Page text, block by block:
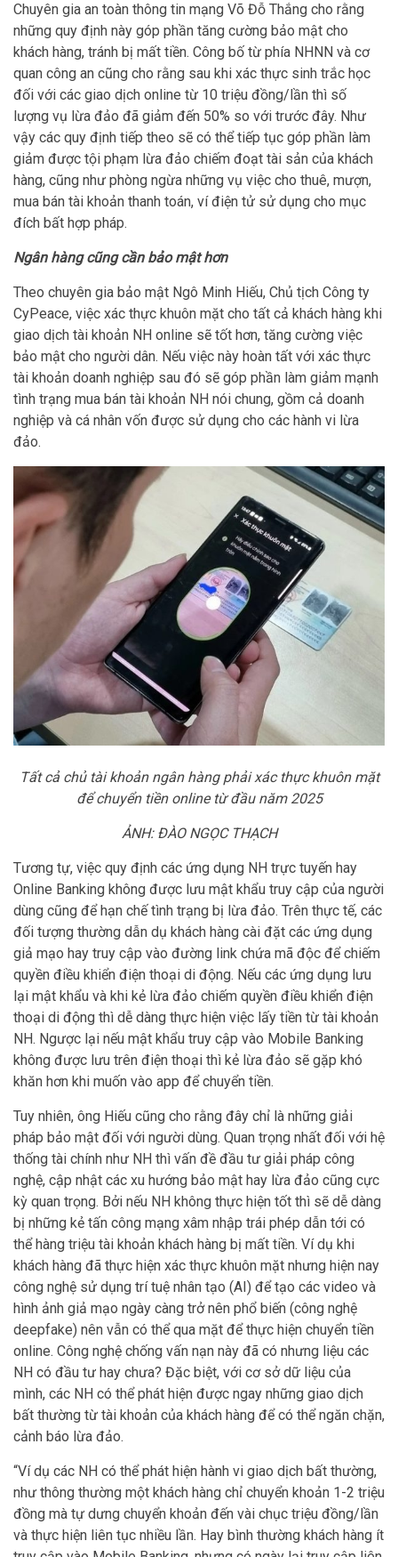
Chuyên gia an toàn thông tin mạng Võ Đỗ Thắng cho rằng
những quy định này góp phần tăng cường bảo mật cho
khách hàng, tránh bị mất tiền. Công bố từ phía NHNN và cơ
quan công an cũng cho rằng sau khi xác thực sinh trắc học
đối với các giao dịch online từ 10 triệu đồng/lần thì số
lượng vụ lừa đảo đã giảm đến 50% so với trước đây. Như
vậy các quy định tiếp theo sẽ có thể tiếp tục góp phần làm
giảm được tội phạm lừa đảo chiếm đoạt tài sản của khách
hàng, cũng như phòng ngừa những vụ việc cho thuê, mượn,
mua bán tài khoản thanh toán, ví điện tử sử dụng cho mục
đích bất hợp pháp.
Ngân hàng cũng cần bảo mật hơn
Theo chuyên gia bảo mật Ngô Minh Hiếu, Chủ tịch Công ty
CyPeace, việc xác thực khuôn mặt cho tất cả khách hàng khi
giao dịch tài khoản NH online sẽ tốt hơn, tăng cường việc
bảo mật cho người dân. Nếu việc này hoàn tất với xác thực
tài khoản doanh nghiệp sau đó sẽ góp phần làm giảm mạnh
tình trạng mua bán tài khoản NH nói chung, gồm cả doanh
nghiệp và cá nhân vốn được sử dụng cho các hành vi lừa
đảo.
Tất cả chủ tài khoản ngân hàng phải xác thực khuôn mặt
để chuyển tiền online từ đầu năm 2025
ẢNH: ĐÀO NGỌC THẠCH
Tương tự, việc quy định các ứng dụng NH trực tuyến hay
Online Banking không được lưu mật khẩu truy cập của người
dùng cũng để hạn chế tình trạng bị lừa đảo. Trên thực tế, các
đối tượng thường dẫn dụ khách hàng cài đặt các ứng dụng
giả mạo hay truy cập vào đường link chứa mã độc để chiếm
quyền điều khiển điện thoại di động. Nếu các ứng dụng lưu
lại mật khẩu và khi kẻ lừa đảo chiếm quyền điều khiển điện
thoại di động thì dễ dàng thực hiện việc lấy tiền từ tài khoản
NH. Ngược lại nếu mật khẩu truy cập vào Mobile Banking
không được lưu trên điện thoại thì kẻ lừa đảo sẽ gặp khó
khăn hơn khi muốn vào app để chuyển tiền.
Tuy nhiên, ông Hiếu cũng cho rằng đây chỉ là những giải
pháp bảo mật đối với người dùng. Quan trọng nhất đối với hệ
thống tài chính như NH thì vấn đề đầu tư giải pháp công
nghệ, cập nhật các xu hướng bảo mật hay lừa đảo cũng cực
kỳ quan trọng. Bởi nếu NH không thực hiện tốt thì sẽ dễ dàng
bị những kẻ tấn công mạng xâm nhập trái phép dẫn tới có
thể hàng triệu tài khoản khách hàng bị mất tiền. Ví dụ khi
khách hàng đã thực hiện xác thực khuôn mặt nhưng hiện nay
công nghệ sử dụng trí tuệ nhân tạo (AI) để tạo các video và
hình ảnh giả mạo ngày càng trở nên phổ biến (công nghệ
deepfake) nên vẫn có thể qua mặt để thực hiện chuyển tiền
online. Công nghệ chống vấn nạn này đã có nhưng liệu các
NH có đầu tư hay chưa? Đặc biệt, với cơ sở dữ liệu của
mình, các NH có thể phát hiện được ngay những giao dịch
bất thường từ tài khoản của khách hàng để có thể ngăn chặn,
cảnh báo lừa đảo.
“Ví dụ các NH có thể phát hiện hành vi giao dịch bất thường,
như thông thường một khách hàng chỉ chuyển khoản 1-2 triệu
đồng mà tự dưng chuyển khoản đến vài chục triệu đồng/lần
và thực hiện liên tục nhiều lần. Hay bình thường khách hàng ít